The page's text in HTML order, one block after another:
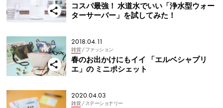
コスパ最強！ 水道水でいい「浄水型ウォー
ターサーバー」を試してみた！
2018.04.11
雑貨 / ファッション
春のお出かけにもイイ 「エルベシャプリ
エ」の ミニポシェット
2020.04.03
雑貨 / ステーショナリー